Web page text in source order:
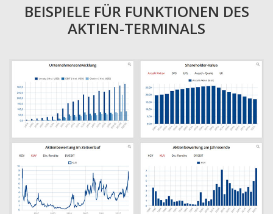
BEISPIELE FÜR FUNKTIONEN DES
AKTIEN-TERMINALS